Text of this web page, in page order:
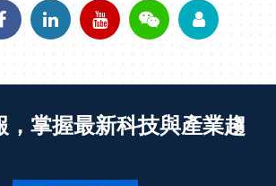
，掌握最新科技與產業趨